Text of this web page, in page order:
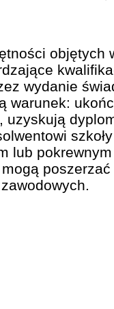
objętych
wydanie
warunek:
uzyskują
lub